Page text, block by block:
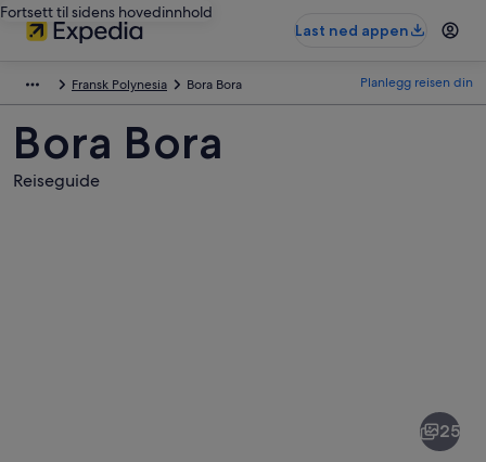
Fortsett til sidens hovedinnhold
Last ned appen
Fransk Polynesia Bora Bora Planlegg reisen din
Bora Bora
Reiseguide
25